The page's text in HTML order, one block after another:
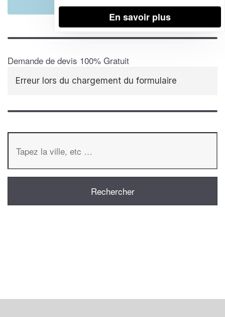
Demande de devis 100% Gratuit
Erreur lors du chargement du formulaire
En savoir plus